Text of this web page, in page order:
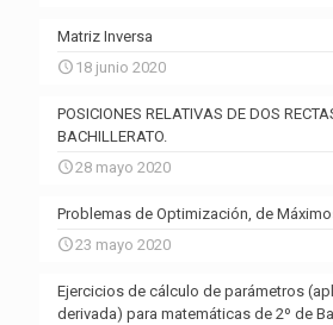
Matriz Inversa
18 junio 2020
POSICIONES RELATIVAS DE DOS
BACHILLERATO.
28 mayo 2020
Problemas de Optimización, de
23 mayo 2020
Ejercicios de cálculo de parámetros
derivada) para matemáticas de 2º de